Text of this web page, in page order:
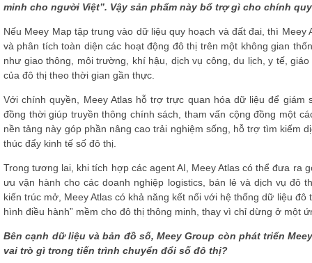
minh cho người Việt”. Vậy sản phẩm này bổ trợ gì cho chính
Nếu Meey Map tập trung vào dữ liệu quy hoạch và đất đai, thì
và phân tích toàn diện các hoạt động đô thị trên một không gian
như giao thông, môi trường, khí hậu, dịch vụ công, du lịch, y tế,
của đô thị theo thời gian gần thực.
Với chính quyền, Meey Atlas hỗ trợ trực quan hóa dữ liệu để
đồng thời giúp truyền thông chính sách, tham vấn cộng đồng một
nền tảng này góp phần nâng cao trải nghiệm sống, hỗ trợ tìm kiếm
thúc đẩy kinh tế số đô thị.
Trong tương lai, khi tích hợp các agent AI, Meey Atlas có thể đưa ra
ưu vận hành cho các doanh nghiệp logistics, bán lẻ và dịch vụ đô
kiến trúc mở, Meey Atlas có khả năng kết nối với hệ thống dữ liệu
hình điều hành” mềm cho đô thị thông minh, thay vì chỉ dừng ở một
Bên cạnh dữ liệu và bản đồ số, Meey Group còn phát triển
vai trò gì trong tiến trình chuyển đổi số đô thị?